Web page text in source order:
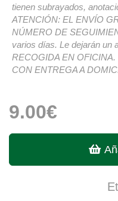
tienen subrayados,
ATENCIÓN: EL ENVÍO
NÚMERO DE
varios días. Le dejarán un
RECOGIDA EN
CON ENTREGA A
9.00€